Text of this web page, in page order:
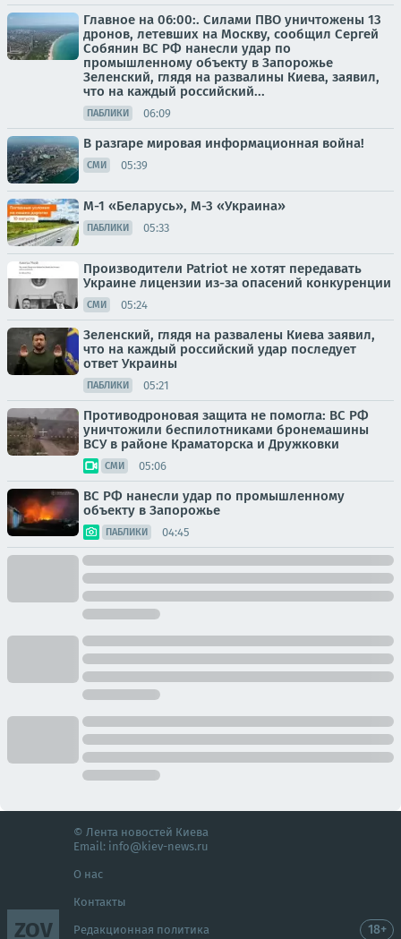
Главное на 06:00:. Силами ПВО уничтожены 13
дронов, летевших на Москву, сообщил Сергей
Собянин ВС РФ нанесли удар по
промышленному объекту в Запорожье
Зеленский, глядя на развалины Киева, заявил,
что на каждый российский...
ПАБЛИКИ 06:09
В разгаре мировая информационная война!
СМИ 05:39
М-1 «Беларусь», М-3 «Украина»
ПАБЛИКИ 05:33
Производители Patriot не хотят передавать
Украине лицензии из-за опасений конкуренции
СМИ 05:24
Зеленский, глядя на развалены Киева заявил,
что на каждый российский удар последует
ответ Украины
ПАБЛИКИ 05:21
Противодроновая защита не помогла: ВС РФ
уничтожили беспилотниками бронемашины
ВСУ в районе Краматорска и Дружковки
СМИ 05:06
ВС РФ нанесли удар по промышленному
объекту в Запорожье
ПАБЛИКИ 04:45
ZOV
© Лента новостей Киева
Email: info@kiev-news.ru
О нас
Контакты
Редакционная политика 18+